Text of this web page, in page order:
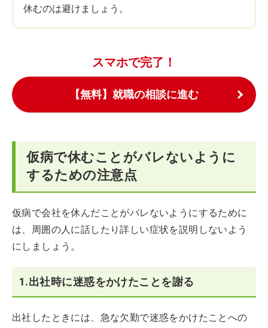
休むのは避けましょう。
スマホで完了！
【無料】就職の相談に進む
仮病で休むことがバレないように
するための注意点
仮病で会社を休んだことがバレないようにするために
は、周囲の人に話したり詳しい症状を説明しないよう
にしましょう。
1.出社時に迷惑をかけたことを謝る
出社したときには、急な欠勤で迷惑をかけたことへの